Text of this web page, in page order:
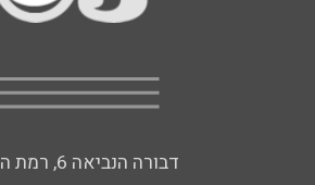
דבורה הנביאה 6, רמת השרון